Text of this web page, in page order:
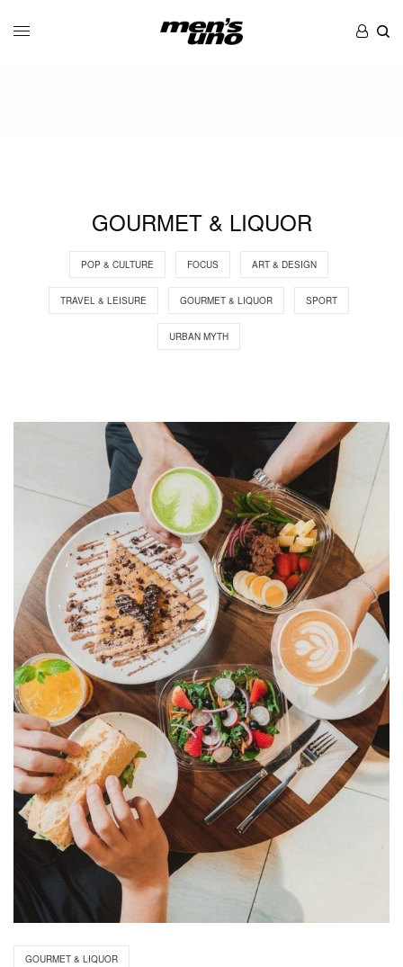
GOURMET & LIQUOR
POP & CULTURE FOCUS ART & DESIGN
TRAVEL & LEISURE GOURMET & LIQUOR SPORT
URBAN MYTH
GOURMET & LIQUOR